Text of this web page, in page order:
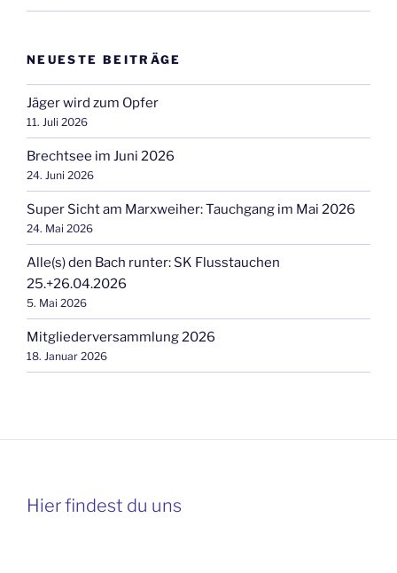
NEUESTE BEITRÄGE
Jäger wird zum Opfer
11. Juli 2026
Brechtsee im Juni 2026
24. Juni 2026
Super Sicht am Marxweiher: Tauchgang im Mai 2026
24. Mai 2026
Alle(s) den Bach runter: SK Flusstauchen
25.+26.04.2026
5. Mai 2026
Mitgliederversammlung 2026
18. Januar 2026
Hier findest du uns